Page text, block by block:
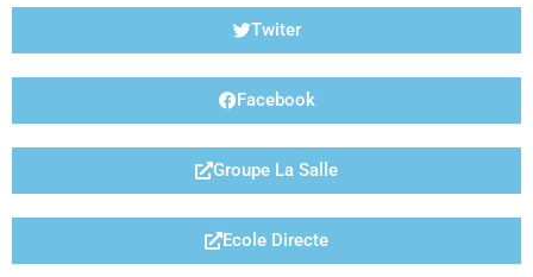
Twiter
Facebook
Groupe La Salle
Ecole Directe